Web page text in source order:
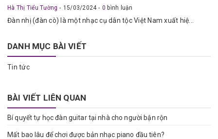
Hà Thị Tiểu Tường 15/03/2024 0 bình luận
Đàn nhị (đàn cò) là một nhạc cụ dân tộc Việt Nam xuất hiệ...
DANH MỤC BÀI VIẾT
Tin tức
BÀI VIẾT LIÊN QUAN
Bí quyết tự học đàn guitar tại nhà cho người bận rộn
Mất bao lâu để chơi được bản nhạc piano đầu tiên?